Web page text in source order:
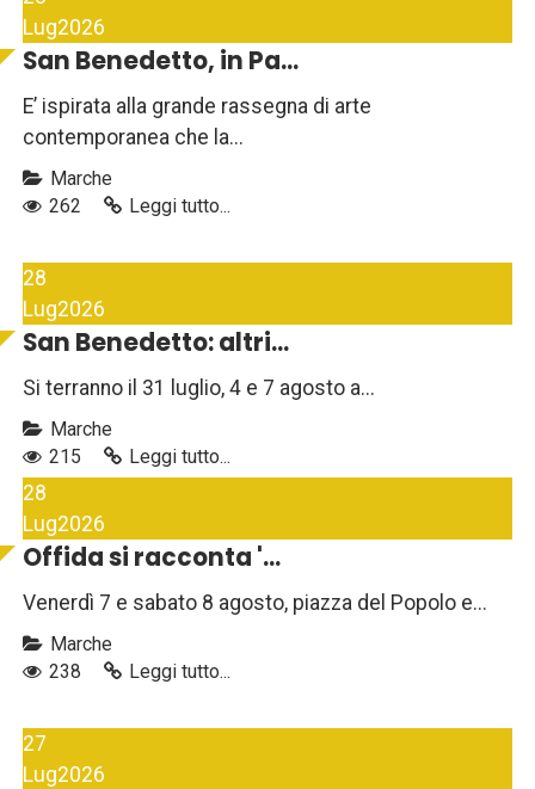
Lug2026
San Benedetto, in Pa...
E’ ispirata alla grande rassegna di arte
contemporanea che la...
Marche
262
Leggi tutto...
28
Lug2026
San Benedetto: altri...
Si terranno il 31 luglio, 4 e 7 agosto a...
Marche
215
Leggi tutto...
28
Lug2026
Offida si racconta '...
Venerdì 7 e sabato 8 agosto, piazza del Popolo e...
Marche
238
Leggi tutto...
27
Lug2026